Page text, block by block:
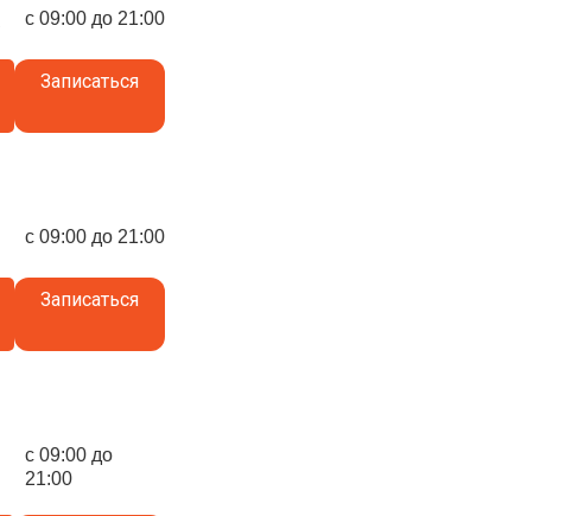
с 09:00 до 21:00
Записаться
с 09:00 до 21:00
Записаться
с 09:00 до
21:00